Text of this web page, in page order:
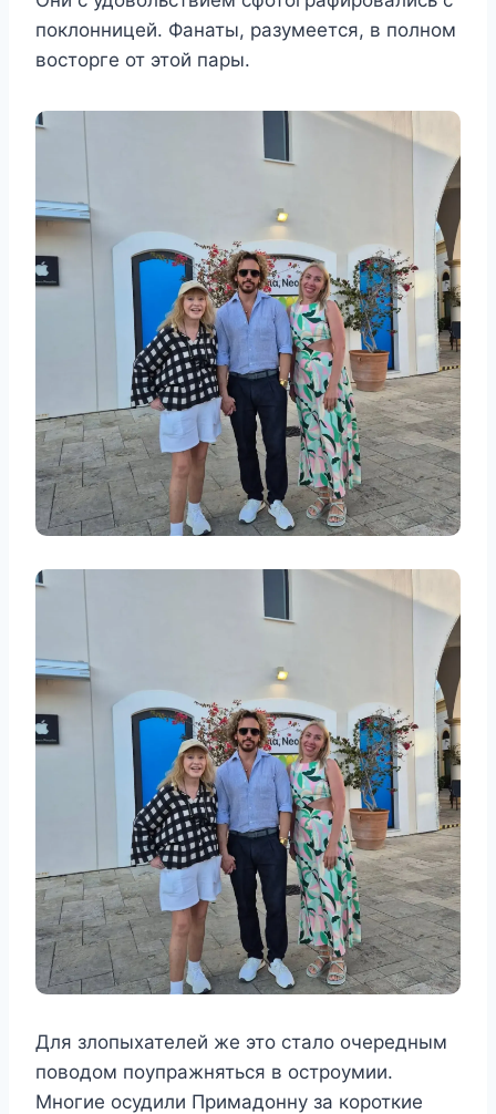
поклонницей. Фанаты, разумеется, в полном
восторге от этой пары.
Для злопыхателей же это стало очередным
поводом поупражняться в остроумии.
Многие осудили Примадонну за короткие